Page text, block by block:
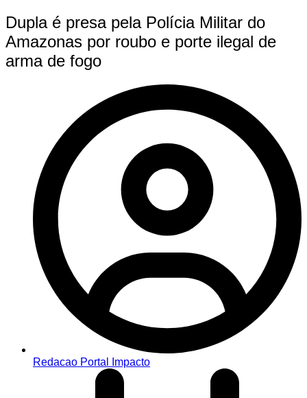
Dupla é presa pela Polícia Militar do
Amazonas por roubo e porte ilegal de
arma de fogo
Redacao Portal Impacto